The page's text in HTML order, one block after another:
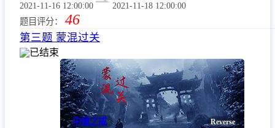
2021-11-16 12:00:00
2021-11-18 12:00:00
题目评分： 46
第三题 蒙混过关
已结束
Reverse
中娅之戒